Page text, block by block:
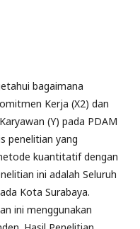
bagaimana
Kerja (X2) dan
(Y) pada PDAM
penelitian yang
kuantitatif dengan
ini adalah Seluruh
Kota Surabaya.
ini menggunakan